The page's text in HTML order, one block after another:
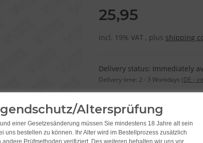
25,95
incl. 19% VAT , plus shipping
Delivery status: Immediately
Delivery time: 2 - 3 Workdays (DE -
Altersprüfung
einer Gesetzesänderung müssen Sie mindestens 18 Jahre alt sein
uns bestellen zu können. Ihr Alter wird im Bestellprozess zusätzlich